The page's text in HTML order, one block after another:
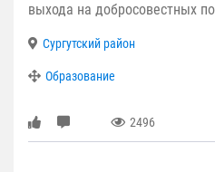
выхода на добросовестных
Сургутский район
Образование
2496